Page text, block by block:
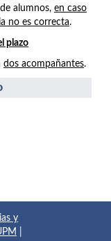
alumnos, en caso
no es correcta.
plazo
dos acompañantes.
y